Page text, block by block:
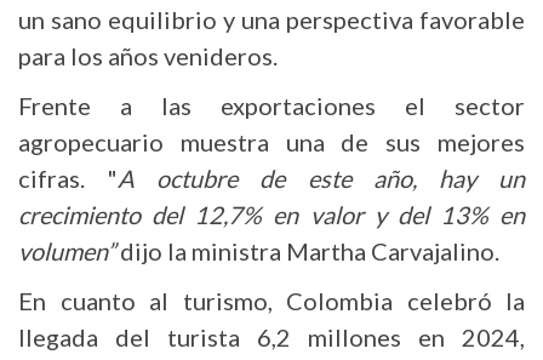
un sano equilibrio y una perspectiva favorable
para los años venideros.
Frente a las exportaciones el sector
agropecuario muestra una de sus mejores
cifras. "A octubre de este año, hay un
crecimiento del 12,7% en valor y del 13% en
volumen”dijo la ministra Martha Carvajalino.
En cuanto al turismo, Colombia celebró la
llegada del turista 6,2 millones en 2024,